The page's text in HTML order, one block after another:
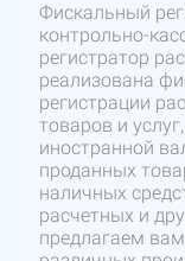
Фискальный
контрольно-
регистратор
реализована
регистрации
товаров и
иностранной
проданных
наличных
расчетных и
предлагаем